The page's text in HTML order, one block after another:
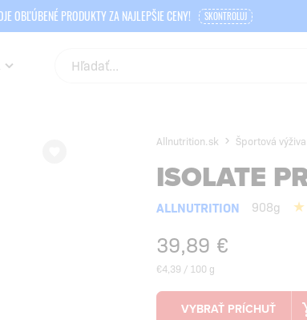
OBĽÚBENÉ PRODUKTY ZA NAJLEPŠIE CENY! SKONTROLUJ
Allnutrition.sk Športová výživa
ISOLATE
ALLNUTRITION 908g
39,89 €
€4,39 / 100 g